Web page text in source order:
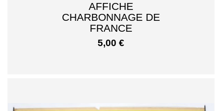
AFFICHE
CHARBONNAGE DE
FRANCE
5,00 €